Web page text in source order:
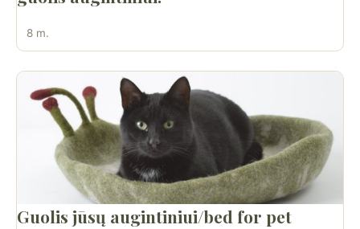
8 m.
Guolis jūsų augintiniui/bed for pet